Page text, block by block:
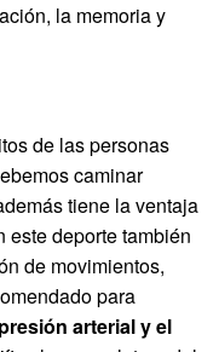
la memoria y
de las personas
caminar
tiene la ventaja
este deporte también
de movimientos,
para
arterial y el